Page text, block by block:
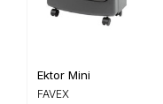
Ektor Mini
FAVEX